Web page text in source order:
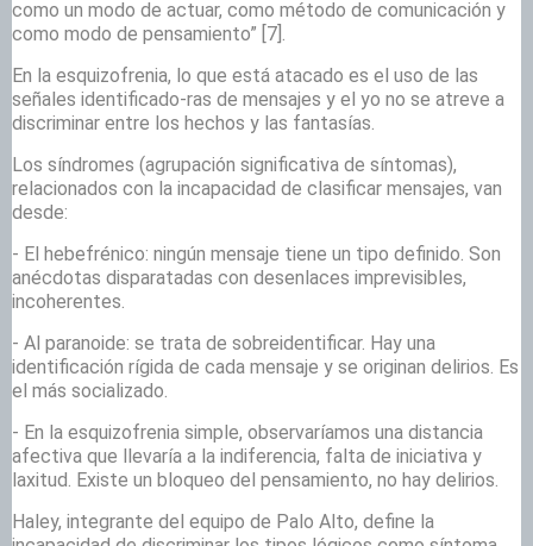
como un modo de actuar, como método de comunicación y
como modo de pensamiento” [7].
En la esquizofrenia, lo que está atacado es el uso de las
señales identificado-ras de mensajes y el yo no se atreve a
discriminar entre los hechos y las fantasías.
Los síndromes (agrupación significativa de síntomas),
relacionados con la incapacidad de clasificar mensajes, van
desde:
- El hebefrénico: ningún mensaje tiene un tipo definido. Son
anécdotas disparatadas con desenlaces imprevisibles,
incoherentes.
- Al paranoide: se trata de sobreidentificar. Hay una
identificación rígida de cada mensaje y se originan delirios. Es
el más socializado.
- En la esquizofrenia simple, observaríamos una distancia
afectiva que llevaría a la indiferencia, falta de iniciativa y
laxitud. Existe un bloqueo del pensamiento, no hay delirios.
Haley, integrante del equipo de Palo Alto, define la